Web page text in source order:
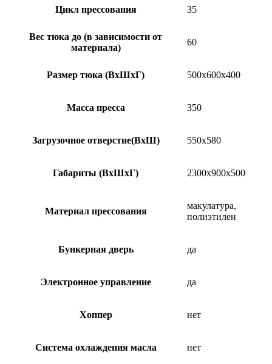
Цикл прессования 35
Вес тюка до (в зависимости от
материала)
60
Размер тюка (ВxШxГ) 500х600х400
Масса пресса 350
Загрузочное отверстие(ВxШ) 550х580
Габариты (ВxШxГ) 2300х900х500
Материал прессования
макулатура,
полиэтилен
Бункерная дверь да
Электронное управление да
Хоппер нет
Система охлаждения масла нет